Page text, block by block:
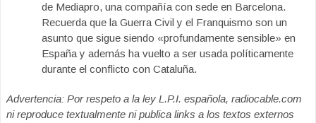
de Mediapro, una compañía con sede en Barcelona.
Recuerda que la Guerra Civil y el Franquismo son un
asunto que sigue siendo «profundamente sensible» en
España y además ha vuelto a ser usada políticamente
durante el conflicto con Cataluña.
Advertencia: Por respeto a la ley L.P.I. española, radiocable.com
ni reproduce textualmente ni publica links a los textos externos